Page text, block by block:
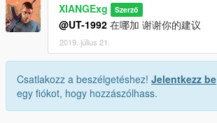
XIANGExg Szerző
@UT-1992 在哪加 谢谢你的建议
2019. július 21.
Csatlakozz a beszélgetéshez! Jelentkezz be
egy fiókot, hogy hozzászólhass.